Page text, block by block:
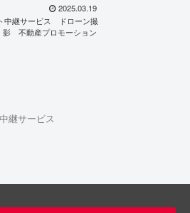
2025.03.19
中継サービス
ドローン撮
影
不動産プロモーション
継サービス